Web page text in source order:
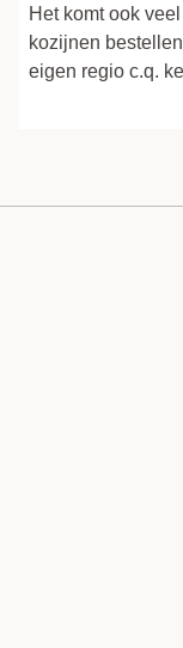
Het komt ook
kozijnen
eigen regio c.q.